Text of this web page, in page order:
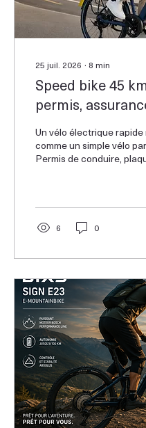
25 juil. 2026 ∙ 8 min
Speed bike 45
permis,
circulation
Un vélo électrique rapide
comme un simple vélo
Permis de conduire,
6 0